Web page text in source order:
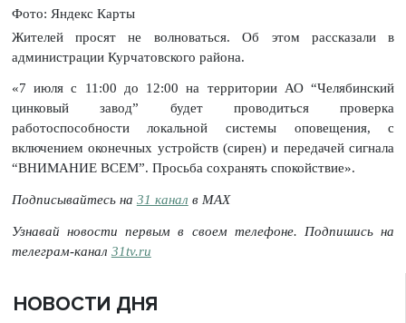
Фото: Яндекс Карты
Жителей просят не волноваться. Об этом рассказали в
администрации Курчатовского района.
«7 июля с 11:00 до 12:00 на территории АО “Челябинский
цинковый завод” будет проводиться проверка
работоспособности локальной системы оповещения, с
включением оконечных устройств (сирен) и передачей сигнала
“ВНИМАНИЕ ВСЕМ”. Просьба сохранять спокойствие».
Подписывайтесь на 31 канал в МАХ
Узнавай новости первым в своем телефоне. Подпишись на
телеграм-канал 31tv.ru
НОВОСТИ ДНЯ